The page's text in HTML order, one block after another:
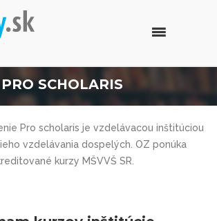
PRO SCHOLARIS
Pro scholaris je vzdelávacou inštitúciou
vzdelávania dospelých. OZ ponúka
kurzy MŠVVŠ SR.